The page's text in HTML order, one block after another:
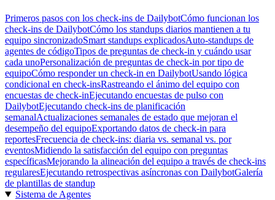
Primeros pasos con los check-ins de DailybotCómo funcionan los
check-ins de DailybotCómo los standups diarios mantienen a tu
equipo sincronizadoSmart standups explicadosAuto-standups de
agentes de códigoTipos de preguntas de check-in y cuándo usar
cada unoPersonalización de preguntas de check-in por tipo de
equipoCómo responder un check-in en DailybotUsando lógica
condicional en check-insRastreando el ánimo del equipo con
encuestas de check-inEjecutando encuestas de pulso con
DailybotEjecutando check-ins de planificación
semanalActualizaciones semanales de estado que mejoran el
desempeño del equipoExportando datos de check-in para
reportesFrecuencia de check-ins: diaria vs. semanal vs. por
eventosMidiendo la satisfacción del equipo con preguntas
específicasMejorando la alineación del equipo a través de check-ins
regularesEjecutando retrospectivas asíncronas con DailybotGalería
de plantillas de standup
Sistema de Agentes